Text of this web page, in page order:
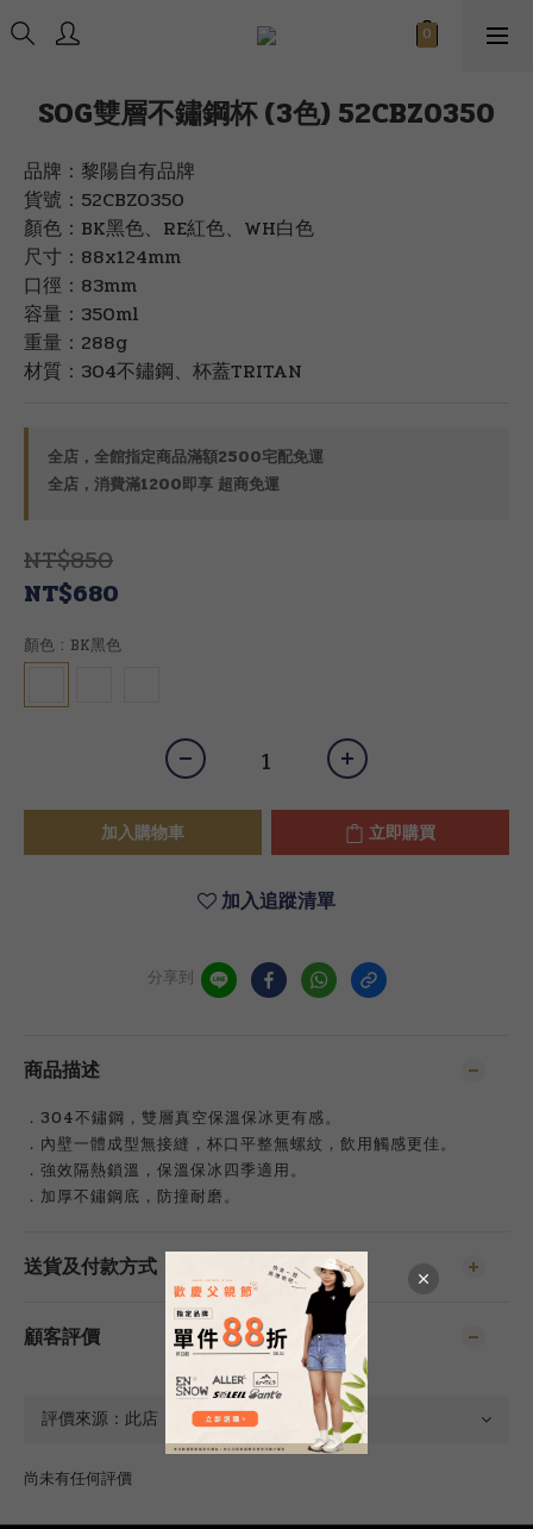
SOG雙層不鏽鋼杯 (3色) 52CBZ0350
品牌：黎陽自有品牌
貨號：52CBZ0350
顏色：BK黑色、RE紅色、WH白色
尺寸：88x124mm
口徑：83mm
容量：350ml
重量：288g
材質：304不鏽鋼、杯蓋TRITAN
全店，全館指定商品滿額2500宅配免運
全店，消費滿1200即享 超商免運
NT$850
NT$680
顏色 : BK黑色
加入購物車 立即購買
加入追蹤清單
分享到
商品描述
．304不鏽鋼，雙層真空保溫保冰更有感。
．內壁一體成型無接縫，杯口平整無螺紋，飲用觸感更佳。
．強效隔熱鎖溫，保溫保冰四季適用。
．加厚不鏽鋼底，防撞耐磨。
送貨及付款方式
顧客評價
尚未有任何評價